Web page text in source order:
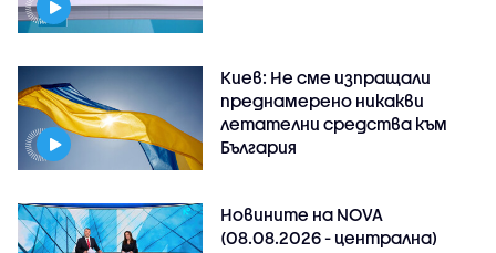
Киев: Не сме изпращали
преднамерено никакви
летателни средства към
България
Новините на NOVA
(08.08.2026 - централна)